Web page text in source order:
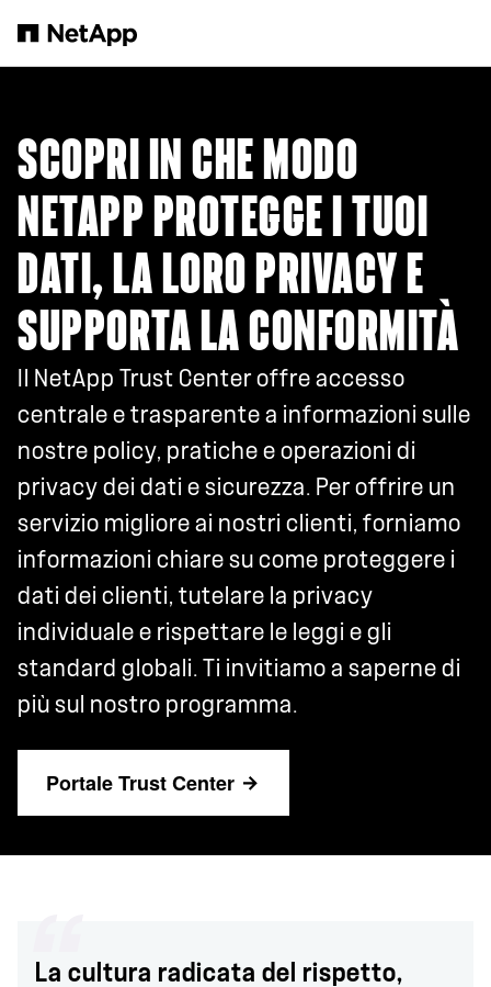
SCOPRI IN CHE MODO
NETAPP PROTEGGE I TUOI
DATI, LA LORO PRIVACY E
SUPPORTA LA CONFORMITÀ
Il NetApp Trust Center offre accesso
centrale e trasparente a informazioni sulle
nostre policy, pratiche e operazioni di
privacy dei dati e sicurezza. Per offrire un
servizio migliore ai nostri clienti, forniamo
informazioni chiare su come proteggere i
dati dei clienti, tutelare la privacy
individuale e rispettare le leggi e gli
standard globali. Ti invitiamo a saperne di
più sul nostro programma.
Portale Trust Center
La cultura radicata del rispetto,